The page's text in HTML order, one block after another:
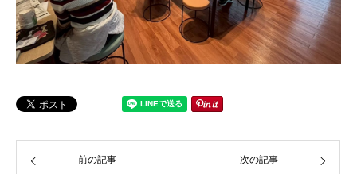
前の記事 次の記事